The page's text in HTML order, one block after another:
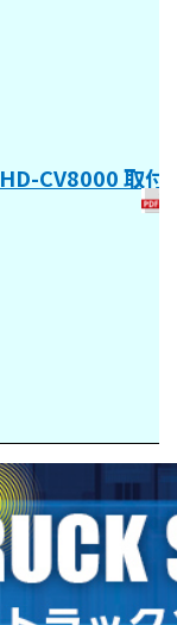
HD-CV8000 取